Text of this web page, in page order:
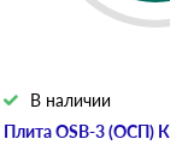
Плита OSB-3 (ОСП)
В наличии